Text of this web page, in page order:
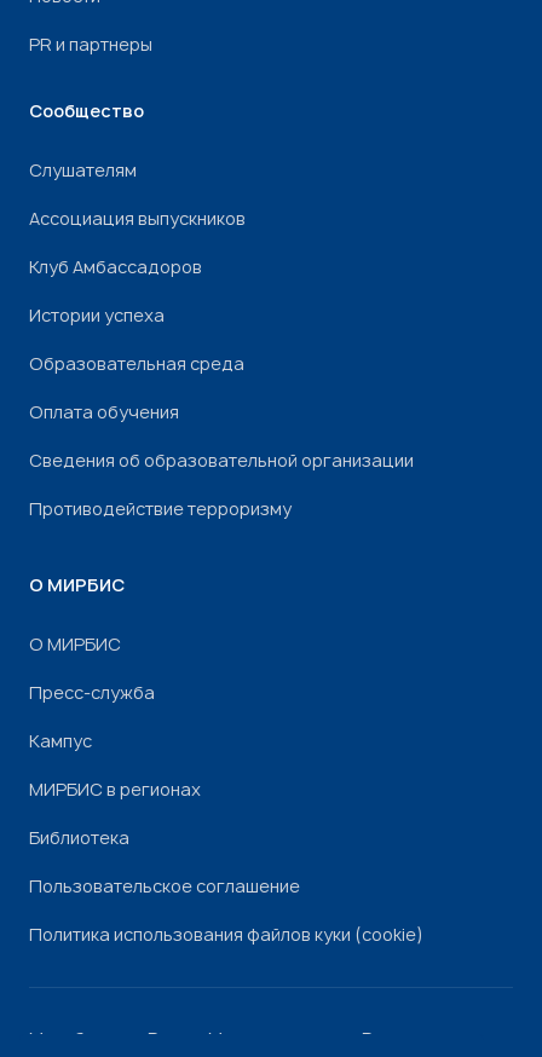
PR и партнеры
Сообщество
Слушателям
Ассоциация выпускников
Клуб Амбассадоров
Истории успеха
Образовательная среда
Оплата обучения
Сведения об образовательной организации
Противодействие терроризму
О МИРБИС
О МИРБИС
Пресс-служба
Кампус
МИРБИС в регионах
Библиотека
Пользовательское соглашение
Политика использования файлов куки (cookie)
Минобрнауки России Минпросвещения России